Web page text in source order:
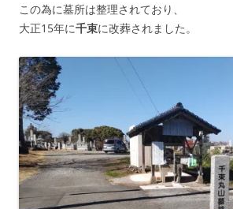
この為に墓所は整理されており、
大正15年に千束に改葬されました。